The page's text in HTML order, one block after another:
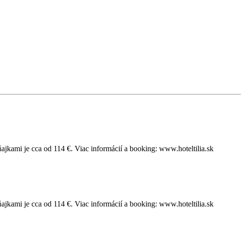
je cca od 114 €. Viac informácií a booking: www.hoteltilia.sk
je cca od 114 €. Viac informácií a booking: www.hoteltilia.sk